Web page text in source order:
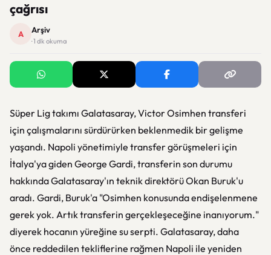
çağrısı
A Arşiv
· 1 dk okuma
Süper Lig takımı Galatasaray, Victor Osimhen transferi
için çalışmalarını sürdürürken beklenmedik bir gelişme
yaşandı. Napoli yönetimiyle transfer görüşmeleri için
İtalya'ya giden George Gardi, transferin son durumu
hakkında Galatasaray'ın teknik direktörü Okan Buruk'u
aradı. Gardi, Buruk'a "Osimhen konusunda endişelenmene
gerek yok. Artık transferin gerçekleşeceğine inanıyorum."
diyerek hocanın yüreğine su serpti. Galatasaray, daha
önce reddedilen tekliflerine rağmen Napoli ile yeniden